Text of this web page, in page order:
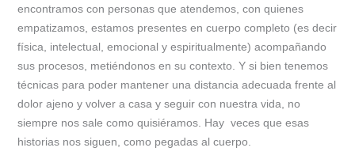
k
p
k
r
encontramos con personas que atendemos, con quienes
empatizamos, estamos presentes en cuerpo completo (es decir
física, intelectual, emocional y espiritualmente) acompañando
sus procesos, metiéndonos en su contexto. Y si bien tenemos
técnicas para poder mantener una distancia adecuada frente al
dolor ajeno y volver a casa y seguir con nuestra vida, no
siempre nos sale como quisiéramos. Hay veces que esas
historias nos siguen, como pegadas al cuerpo.